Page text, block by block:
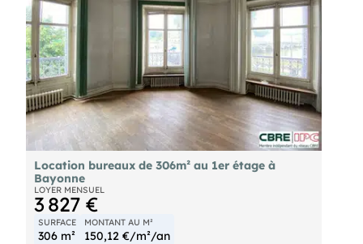
Location bureaux de 306m² au 1er étage à
Bayonne
LOYER MENSUEL
3 827 €
SURFACE
306 m²
MONTANT AU M²
150,12 €/m²/an